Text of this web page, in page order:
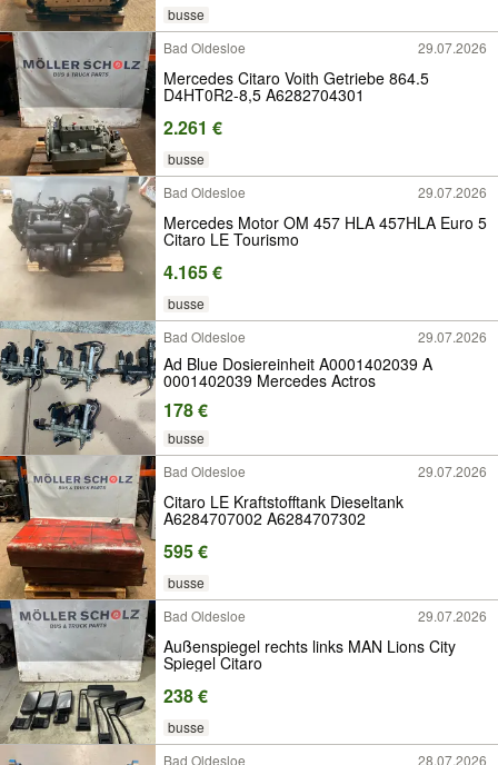
busse
Bad Oldesloe
29.07.2026
Mercedes Citaro Voith Getriebe 864.5
D4HT0R2-8,5 A6282704301
2.261 €
busse
Bad Oldesloe
29.07.2026
Mercedes Motor OM 457 HLA 457HLA Euro 5
Citaro LE Tourismo
4.165 €
busse
Bad Oldesloe
29.07.2026
Ad Blue Dosiereinheit A0001402039 A
0001402039 Mercedes Actros
178 €
busse
Bad Oldesloe
29.07.2026
Citaro LE Kraftstofftank Dieseltank
A6284707002 A6284707302
595 €
busse
Bad Oldesloe
29.07.2026
Außenspiegel rechts links MAN Lions City
Spiegel Citaro
238 €
busse
Bad Oldesloe
28.07.2026